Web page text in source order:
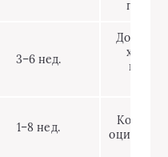
3–6 нед.
Дольше
1–8 нед.
Короче